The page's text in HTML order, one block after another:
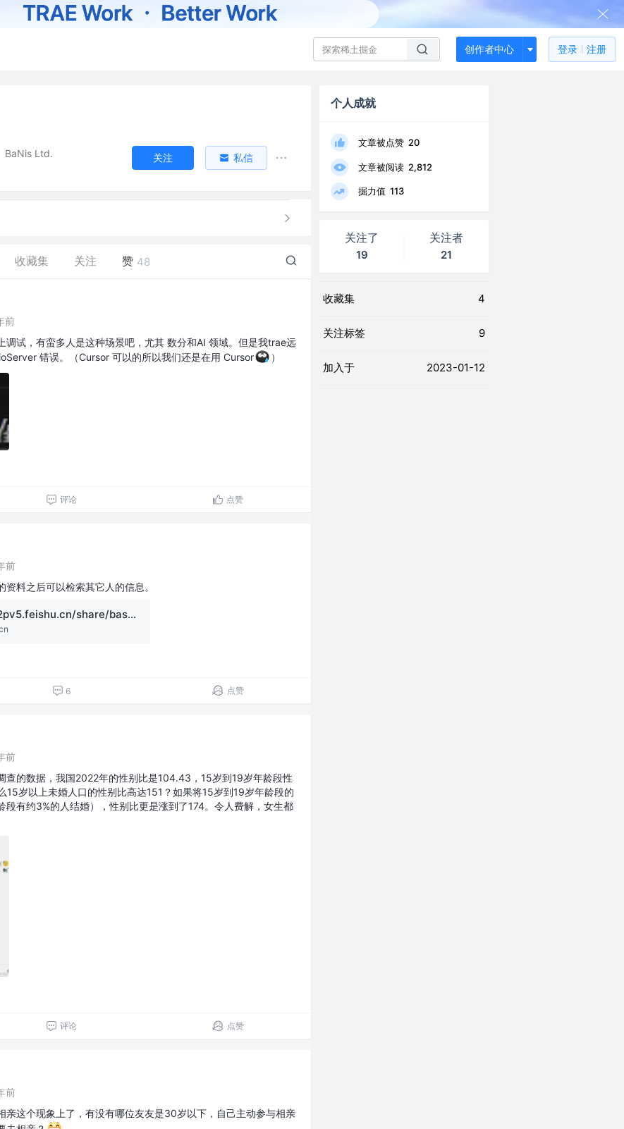
创作者中心 登录 注册
BaNis Ltd. 关注 私信
收藏集 关注 赞 48
前
调试，有蛮多人是这种场景吧，尤其 数分和AI 领域。但是我trae远
错误。（Cursor 可以的所以我们还是在用 Cursor
）
评论 点赞
前
料之后可以检索其它人的信息。
https://o14ew1z2pv5.feishu.cn/share/base/form/shrcnB3EDnunB9tMyCuFLCPqeod
6 点赞
前
查的数据，我国2022年的性别比是104.43，15岁到19岁年龄段性
15岁以上未婚人口的性别比高达151？如果将15岁到19岁年龄段的
段有约3%的人结婚），性别比更是涨到了174。令人费解，女生都
评论 点赞
前
亲这个现象上了，有没有哪位友友是30岁以下，自己主动参与相亲
个人成就
文章被点赞 20
文章被阅读 2,812
掘力值 113
关注了
19
关注者
21
收藏集 4
关注标签 9
加入于 2023-01-12